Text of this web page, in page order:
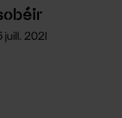
juill. 2021